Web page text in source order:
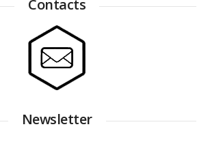
Contacts
Newsletter